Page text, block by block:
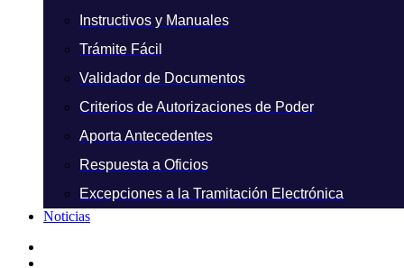
Instructivos y Manuales
Trámite Fácil
Validador de Documentos
Criterios de Autorizaciones de Poder
Aporta Antecedentes
Respuesta a Oficios
Excepciones a la Tramitación Electrónica
Noticias